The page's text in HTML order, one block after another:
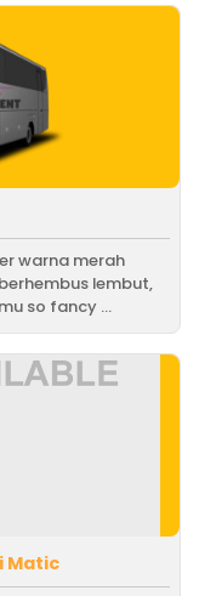
warna merah
lembut,
so fancy ...
Matic